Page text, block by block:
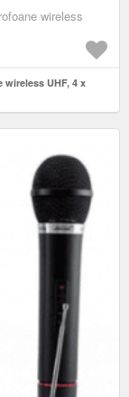
wireless
UHF, 4 x